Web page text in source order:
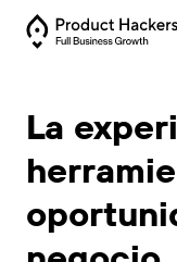
La